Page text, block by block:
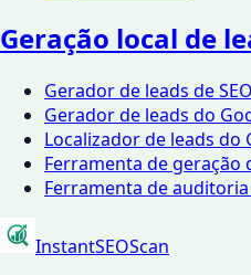
Geração local de
Gerador de leads de
Gerador de leads do
Localizador de leads do
Ferramenta de geração
Ferramenta de auditoria
InstantSEOScan